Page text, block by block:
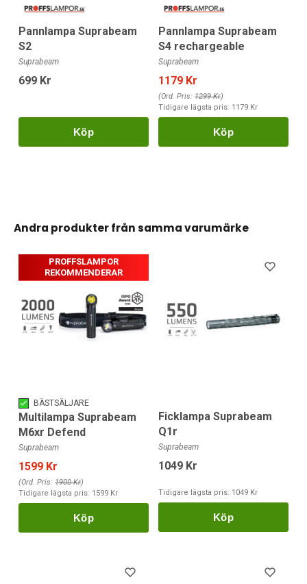
Pannlampa Suprabeam
S2
Suprabeam
699 Kr
Köp
Pannlampa Suprabeam
S4 rechargeable
Suprabeam
1179 Kr
(Ord. Pris: 1299 Kr)
Tidigare lägsta pris: 1179 Kr
Köp
Andra produkter från samma varumärke
BÄSTSÄLJARE
PROFFSLAMPOR
REKOMMENDERAR
Multilampa Suprabeam
M6xr Defend
Suprabeam
1599 Kr
(Ord. Pris: 1900 Kr)
Tidigare lägsta pris: 1599 Kr
Köp
Ficklampa Suprabeam
Q1r
Suprabeam
1049 Kr
Tidigare lägsta pris: 1049 Kr
Köp